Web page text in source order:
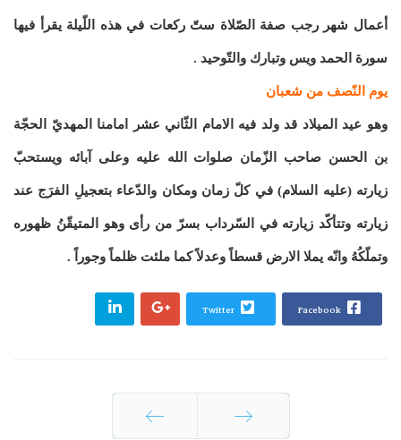
أعمال شهر رجب صفة الصّلاة ستّ ركعات في هذه اللّيلة يقرأ فيها
سورة الحمد ويس وتبارك والتّوحيد .
يوم النّصف من شعبان
وهو عيد الميلاد قد ولد فيه الامام الثّاني عشر امامنا المهديّ الحجّة
بن الحسن صاحب الزّمان صلوات الله عليه وعلى آبائه ويستحبّ
زيارته (عليه السلام) في كلّ زمان ومكان والدّعاء بتعجيلِ الفرَج عند
زيارته وتتأكّد زيارته في السّرداب بسرّ من رأى وهو المتيقّنُ ظهوره
وتملّكُهُ وانّه يملا الارض قسطاً وعدلاً كما ملئت ظلماً وجوراً .